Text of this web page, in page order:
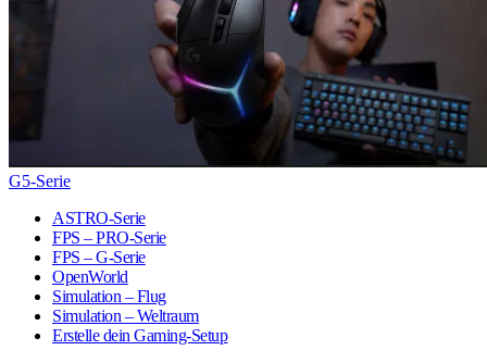
G5-Serie
ASTRO-Serie
FPS – PRO-Serie
FPS – G-Serie
OpenWorld
Simulation – Flug
Simulation – Weltraum
Erstelle dein Gaming-Setup